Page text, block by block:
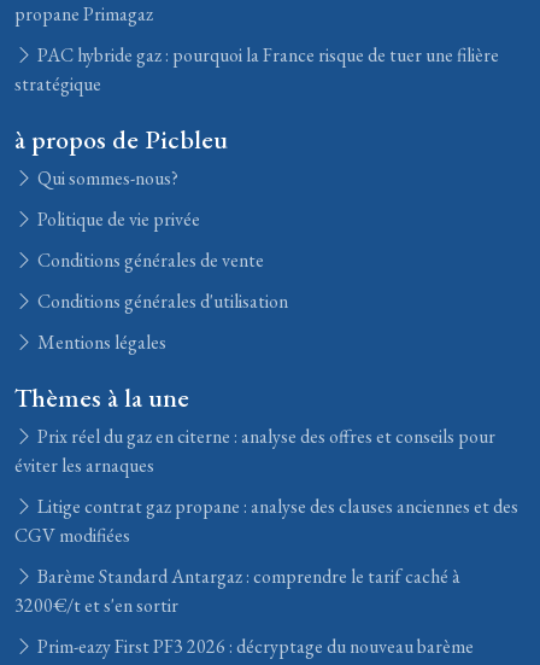
propane Primagaz
PAC hybride gaz : pourquoi la France risque de tuer une filière
stratégique
à propos de Picbleu
Qui sommes-nous?
Politique de vie privée
Conditions générales de vente
Conditions générales d'utilisation
Mentions légales
Thèmes à la une
Prix réel du gaz en citerne : analyse des offres et conseils pour
éviter les arnaques
Litige contrat gaz propane : analyse des clauses anciennes et des
CGV modifiées
Barème Standard Antargaz : comprendre le tarif caché à
3200€/t et s'en sortir
Prim-eazy First PF3 2026 : décryptage du nouveau barème